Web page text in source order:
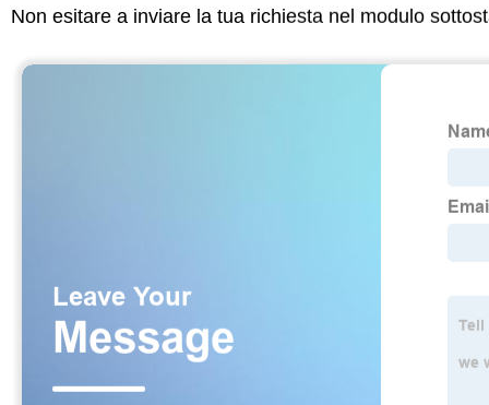
Non esitare a inviare la tua richiesta nel modulo